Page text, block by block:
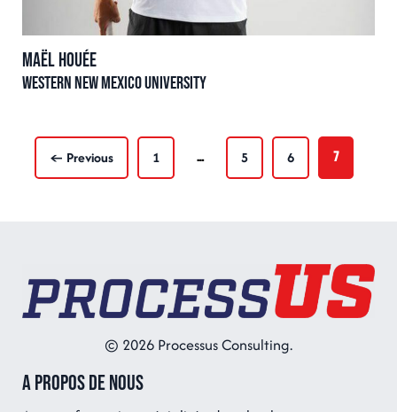
Maël HOUÉE
Western New Mexico University
← Previous 1 … 5 6 7
© 2026 Processus Consulting.
A propos de nous